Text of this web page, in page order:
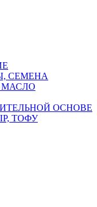
СЕМЕНА
МАСЛО
ОСНОВЕ
ТОФУ